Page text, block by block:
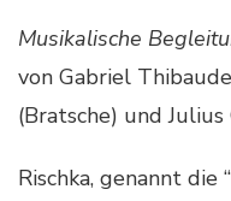
Musikalische
von Gabriel
(Bratsche) und
Rischka, genannt die